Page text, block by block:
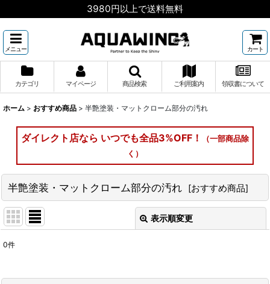
3980円以上で送料無料
メニュー カート
カテゴリ マイページ 商品検索 ご利用案内 領収書について
ホーム > おすすめ商品 > 半艶塗装・マットクローム部分の汚れ
ダイレクト店なら いつでも全品3%OFF！
（一部商品除
く）
半艶塗装・マットクローム部分の汚れ [おすすめ商品]
表示順変更
0件